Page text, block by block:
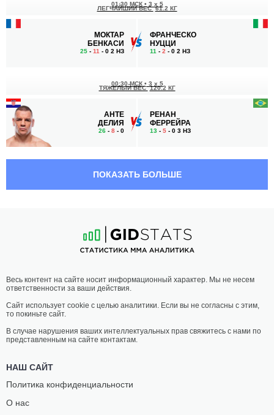
МОКТАР
БЕНКАСИ
25 - 11 - 0 2 НЗ
01:30 МСК • 3 x 5
ЛЕГЧАЙШИЙ ВЕС 61.2 КГ
ФРАНЧЕСКО
НУЦЦИ
11 - 2 - 0 2 НЗ
АНТЕ
ДЕЛИЯ
26 - 8 - 0
00:30 МСК • 3 x 5
ТЯЖЕЛЫЙ ВЕС 120.2 КГ
РЕНАН
ФЕРРЕЙРА
13 - 5 - 0 3 НЗ
ЛЕАЛ
23-7- 0
23:30 МСК•
ПОЛУСРЕДНИЙ ВЕС 77.1 КГ
СИ
ПОКАЗАТЬ БОЛЬШЕ
Весь контент на сайте носит информационный характер. Мы не несем
ответственности за ваши действия.
Сайт использует cookie с целью аналитики. Если вы не согласны с этим,
то покиньте сайт.
В случае нарушения ваших интеллектуальных прав свяжитесь с нами по
представленным на сайте контактам.
НАШ САЙТ
Политика конфиденциальности
О нас